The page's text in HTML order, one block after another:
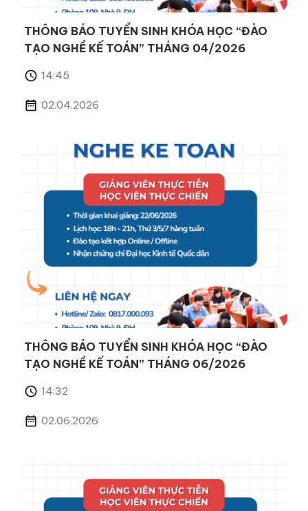
THÔNG BÁO TUYỂN SINH KHÓA HỌC “ĐÀO
TẠO NGHỀ KẾ TOÁN” THÁNG 04/2026
14:45
02.04.2026
THÔNG BÁO TUYỂN SINH KHÓA HỌC “ĐÀO
TẠO NGHỀ KẾ TOÁN” THÁNG 06/2026
14:32
02.06.2026